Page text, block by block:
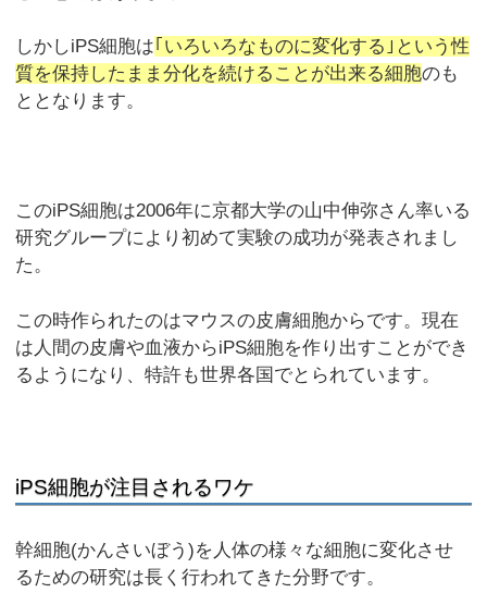
しかしiPS細胞は｢いろいろなものに変化する｣という性
質を保持したまま分化を続けることが出来る細胞のも
ととなります。
このiPS細胞は2006年に京都大学の山中伸弥さん率いる
研究グループにより初めて実験の成功が発表されまし
た。
この時作られたのはマウスの皮膚細胞からです。現在
は人間の皮膚や血液からiPS細胞を作り出すことができ
るようになり、特許も世界各国でとられています。
iPS細胞が注目されるワケ
幹細胞(かんさいぼう)を人体の様々な細胞に変化させ
るための研究は長く行われてきた分野です。